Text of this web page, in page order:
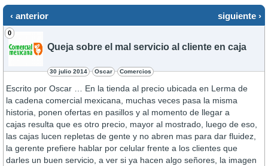
‹ anterior siguiente ›
0
Queja sobre el mal servicio al cliente en caja
30 julio 2014 Oscar Comercios
Escrito por Oscar … En la tienda al precio ubicada en Lerma de
la cadena comercial mexicana, muchas veces pasa la misma
historia, ponen ofertas en pasillos y al momento de llegar a
cajas resulta que es otro precio, mayor al mostrado, luego de eso,
las cajas lucen repletas de gente y no abren mas para dar fluidez,
la gerente prefiere hablar por celular frente a los clientes que
darles un buen servicio, a ver si ya hacen algo señores, la imagen